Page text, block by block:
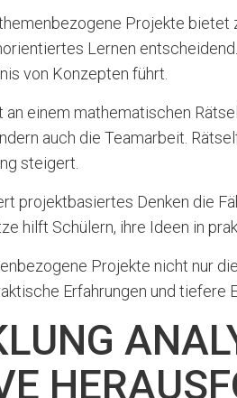
Projekte
Lernen
von Konzepten führt.
an einem mathematischen
auch die Teamarbeit.
steigert.
projektbasiertes Denken die
hilft Schülern, ihre Ideen in
Projekte nicht nur
Erfahrungen und tiefere